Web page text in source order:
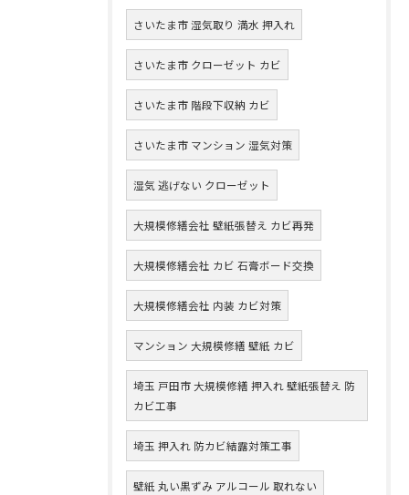
さいたま市 湿気取り 満水 押入れ
さいたま市 クローゼット カビ
さいたま市 階段下収納 カビ
さいたま市 マンション 湿気対策
湿気 逃げない クローゼット
大規模修繕会社 壁紙張替え カビ再発
大規模修繕会社 カビ 石膏ボード交換
大規模修繕会社 内装 カビ対策
マンション 大規模修繕 壁紙 カビ
埼玉 戸田市 大規模修繕 押入れ 壁紙張替え 防
カビ工事
埼玉 押入れ 防カビ結露対策工事
壁紙 丸い黒ずみ アルコール 取れない